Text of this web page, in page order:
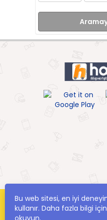
Bu web sitesi, en iyi
kullanır. Daha fazla bilgi
okuyun.